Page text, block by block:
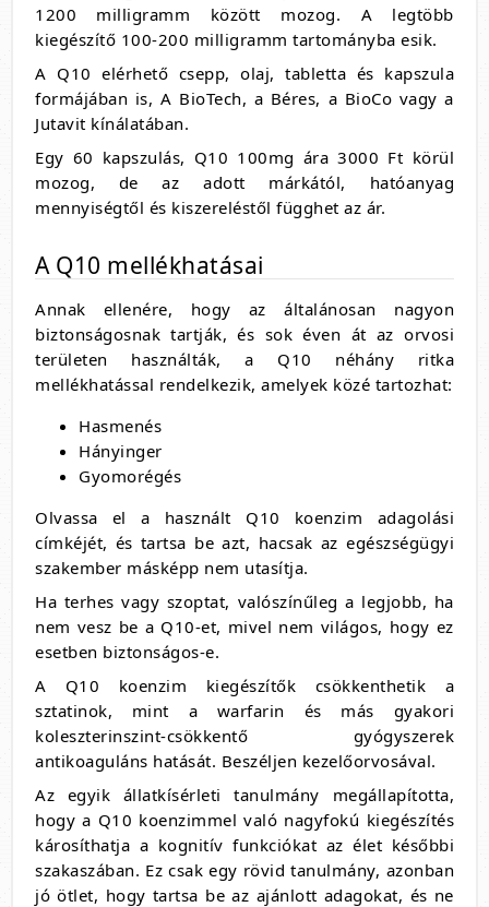
1200 milligramm között mozog. A legtöbb
kiegészítő 100-200 milligramm tartományba esik.
A Q10 elérhető csepp, olaj, tabletta és kapszula
formájában is, A BioTech, a Béres, a BioCo vagy a
Jutavit kínálatában.
Egy 60 kapszulás, Q10 100mg ára 3000 Ft körül
mozog, de az adott márkától, hatóanyag
mennyiségtől és kiszereléstől függhet az ár.
A Q10 mellékhatásai
Annak ellenére, hogy az általánosan nagyon
biztonságosnak tartják, és sok éven át az orvosi
területen használták, a Q10 néhány ritka
mellékhatással rendelkezik, amelyek közé tartozhat:
Hasmenés
Hányinger
Gyomorégés
Olvassa el a használt Q10 koenzim adagolási
címkéjét, és tartsa be azt, hacsak az egészségügyi
szakember másképp nem utasítja.
Ha terhes vagy szoptat, valószínűleg a legjobb, ha
nem vesz be a Q10-et, mivel nem világos, hogy ez
esetben biztonságos-e.
A Q10 koenzim kiegészítők csökkenthetik a
sztatinok, mint a warfarin és más gyakori
koleszterinszint-csökkentő gyógyszerek
antikoaguláns hatását. Beszéljen kezelőorvosával.
Az egyik állatkísérleti tanulmány megállapította,
hogy a Q10 koenzimmel való nagyfokú kiegészítés
károsíthatja a kognitív funkciókat az élet későbbi
szakaszában. Ez csak egy rövid tanulmány, azonban
jó ötlet, hogy tartsa be az ajánlott adagokat, és ne